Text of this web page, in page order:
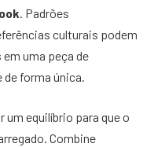
. Padrões
culturais podem
uma peça de
forma única.
equilíbrio para que o
Combine